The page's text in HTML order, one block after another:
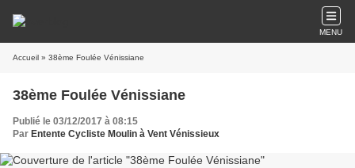
MENU
Accueil » 38ème Foulée Vénissiane
38ème Foulée Vénissiane
Publié le 03/12/2017 à 08:15
Par Entente Cycliste Moulin à Vent Vénissieux